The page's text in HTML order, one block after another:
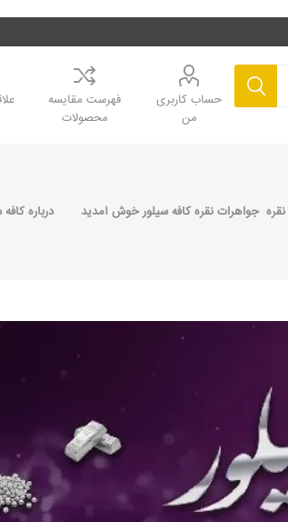
حساب کاربری
من
فهرست مقایسه
محصولات
جواهرات نقره کافه سیلور خوش آمدید درباره